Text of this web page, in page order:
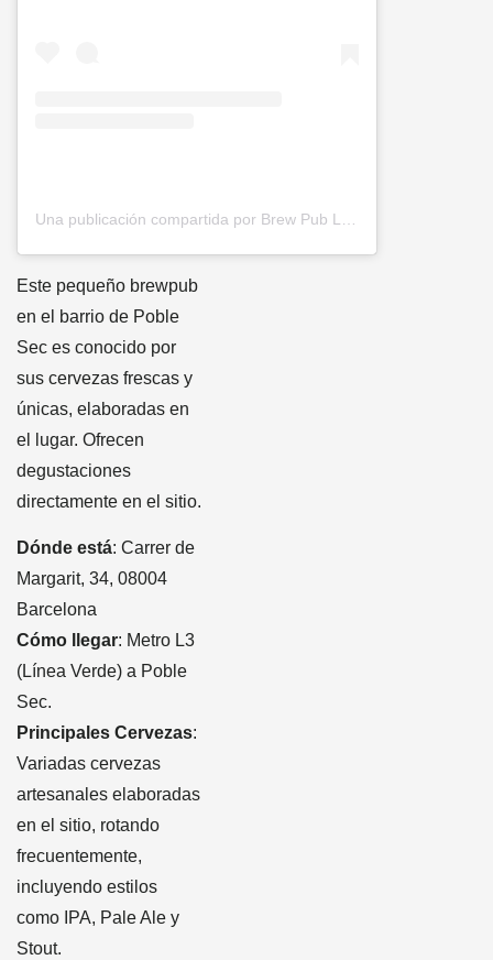
Una publicación compartida por Brew Pub Le Sec (@brewpublesec)
Este pequeño brewpub
en el barrio de Poble
Sec es conocido por
sus cervezas frescas y
únicas, elaboradas en
el lugar. Ofrecen
degustaciones
directamente en el sitio.
Dónde está: Carrer de
Margarit, 34, 08004
Barcelona
Cómo llegar: Metro L3
(Línea Verde) a Poble
Sec.
Principales Cervezas:
Variadas cervezas
artesanales elaboradas
en el sitio, rotando
frecuentemente,
incluyendo estilos
como IPA, Pale Ale y
Stout.